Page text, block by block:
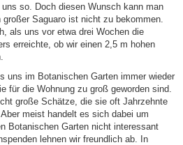
so. Doch diesen Wunsch kann man
Saguaro ist nicht zu bekommen.
als uns vor etwa drei Wochen die
erreichte, ob wir einen 2,5 m hohen
uns im Botanischen Garten immer wieder
für die Wohnung zu groß geworden sind.
große Schätze, die sie oft Jahrzehnte
meist handelt es sich dabei um
Botanischen Garten nicht interessant
lehnen wir freundlich ab. In